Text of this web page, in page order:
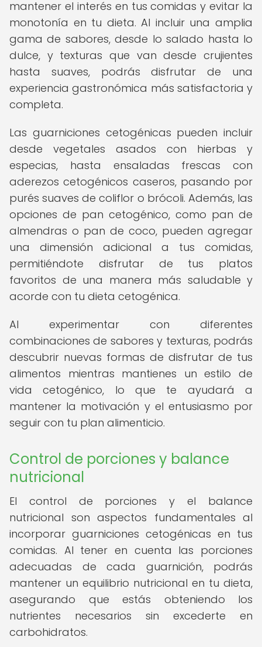
mantener el interés en tus comidas y evitar la
monotonía en tu dieta. Al incluir una amplia
gama de sabores, desde lo salado hasta lo
dulce, y texturas que van desde crujientes
hasta suaves, podrás disfrutar de una
experiencia gastronómica más satisfactoria y
completa.
Las guarniciones cetogénicas pueden incluir
desde vegetales asados con hierbas y
especias, hasta ensaladas frescas con
aderezos cetogénicos caseros, pasando por
purés suaves de coliflor o brócoli. Además, las
opciones de pan cetogénico, como pan de
almendras o pan de coco, pueden agregar
una dimensión adicional a tus comidas,
permitiéndote disfrutar de tus platos
favoritos de una manera más saludable y
acorde con tu dieta cetogénica.
Al experimentar con diferentes
combinaciones de sabores y texturas, podrás
descubrir nuevas formas de disfrutar de tus
alimentos mientras mantienes un estilo de
vida cetogénico, lo que te ayudará a
mantener la motivación y el entusiasmo por
seguir con tu plan alimenticio.
Control de porciones y balance
nutricional
El control de porciones y el balance
nutricional son aspectos fundamentales al
incorporar guarniciones cetogénicas en tus
comidas. Al tener en cuenta las porciones
adecuadas de cada guarnición, podrás
mantener un equilibrio nutricional en tu dieta,
asegurando que estás obteniendo los
nutrientes necesarios sin excederte en
carbohidratos.